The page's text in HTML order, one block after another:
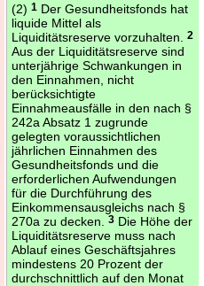
(2) 1Der Gesundheitsfonds hat
liquide Mittel als
Liquiditätsreserve vorzuhalten.
2
Aus der Liquiditätsreserve sind
unterjährige Schwankungen in
den Einnahmen, nicht
berücksichtigte
Einnahmeausfälle in den nach §
242a Absatz 1 zugrunde
gelegten voraussichtlichen
jährlichen Einnahmen des
Gesundheitsfonds und die
erforderlichen Aufwendungen
für die Durchführung des
Einkommensausgleichs nach §
270a zu decken.
3Die Höhe der
Liquiditätsreserve muss nach
Ablauf eines Geschäftsjahres
mindestens 20 Prozent der
durchschnittlich auf den Monat